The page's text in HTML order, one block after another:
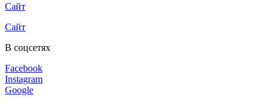
Сайт
Сайт
В соцсетях
Facebook
Instagram
Google